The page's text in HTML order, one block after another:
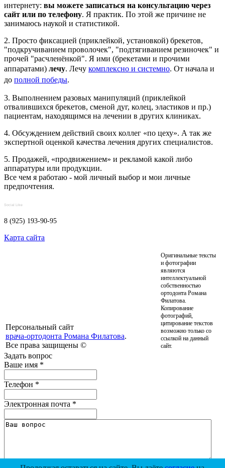
интернету: вы можете записаться на консультацию через
сайт или по телефону. Я практик. По этой же причине не
занимаюсь наукой и статистикой.
2. Просто фиксацией (приклейкой, установкой) брекетов,
"подкручиванием проволочек", "подтягиванием резиночек" и
прочей "расчленёнкой". Я ими (брекетами и прочими
аппаратами) лечу. Лечу комплексно и системно. От начала и
до полной победы.
3. Выполнением разовых манипуляций (приклейкой
отвалившихся брекетов, сменой дуг, колец, эластиков и пр.)
пациентам, находящимся на лечении в других клиниках.
4. Обсуждением действий своих коллег «по цеху». А так же
экспертной оценкой качества лечения других специалистов.
5. Продажей, «продвижением» и рекламой какой либо
аппаратуры или продукции.
Все чем я работаю - мой личный выбор и мои личные
предпочтения.
Social Like
8 (925) 193-90-95
Карта сайта
Персональный сайт
врача-ортодонта Романа Филатова.
Все права защищены ©
Оригинальные тексты
и фотографии
являются
интеллектуальной
собственностью
ортодонта Романа
Филатова.
Копирование
фотографий,
цитирование текстов
возможно только со
ссылкой на данный
сайт.
Задать вопрос
Ваше имя *
Телефон *
Электронная почта *
осталось символов